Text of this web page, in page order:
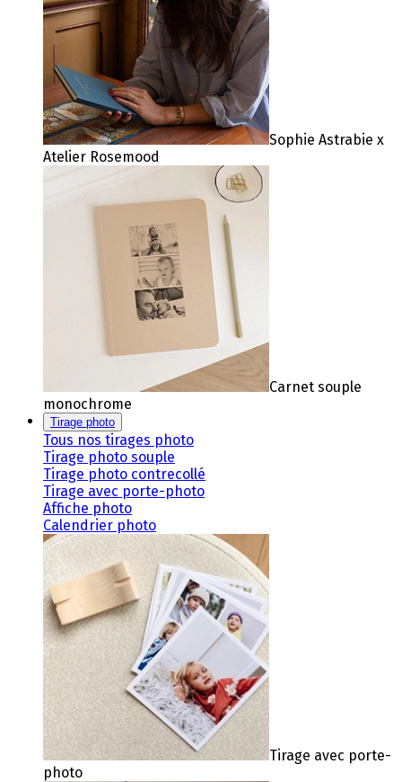
Sophie Astrabie x
Atelier Rosemood
Carnet souple
monochrome
Tirage photo
Tous nos tirages photo
Tirage photo souple
Tirage photo contrecollé
Tirage avec porte-photo
Affiche photo
Calendrier photo
Tirage avec porte-
photo